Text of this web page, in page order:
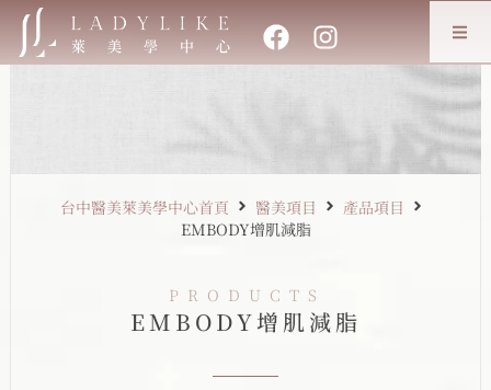
台中醫美萊美學中心首頁 醫美項目
產品項目
EMBODY增肌減脂
PRODUCTS
EMBODY增肌減脂